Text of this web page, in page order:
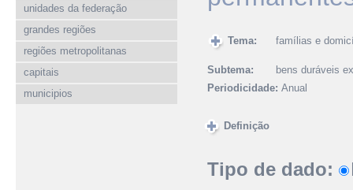
unidades da federação
grandes regiões
regiões metropolitanas
capitais
municipios
Tema: famílias e
Subtema:
bens duráveis
Periodicidade: Anual
Definição
Tipo de dado: